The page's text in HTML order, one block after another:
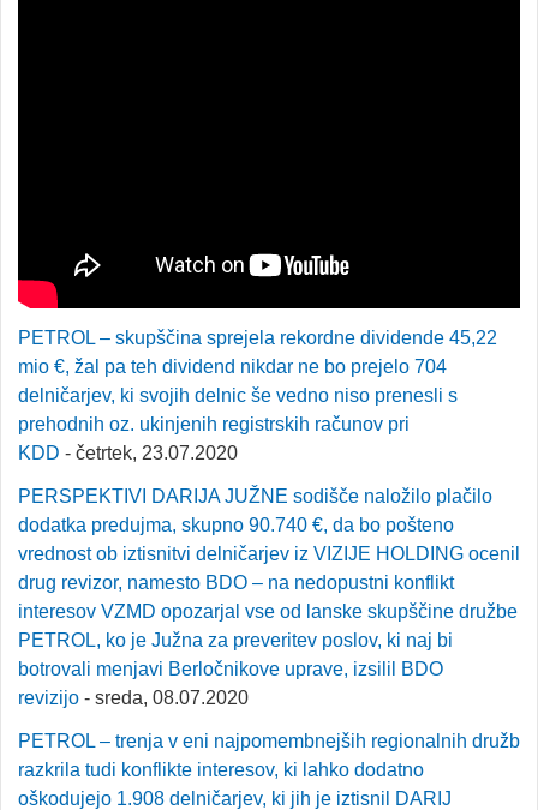
PETROL – skupščina sprejela rekordne dividende 45,22
mio €, žal pa teh dividend nikdar ne bo prejelo 704
delničarjev, ki svojih delnic še vedno niso prenesli s
prehodnih oz. ukinjenih registrskih računov pri
KDD - četrtek, 23.07.2020
PERSPEKTIVI DARIJA JUŽNE sodišče naložilo plačilo
dodatka predujma, skupno 90.740 €, da bo pošteno
vrednost ob iztisnitvi delničarjev iz VIZIJE HOLDING ocenil
drug revizor, namesto BDO – na nedopustni konflikt
interesov VZMD opozarjal vse od lanske skupščine družbe
PETROL, ko je Južna za preveritev poslov, ki naj bi
botrovali menjavi Berločnikove uprave, izsilil BDO
revizijo - sreda, 08.07.2020
PETROL – trenja v eni najpomembnejših regionalnih družb
razkrila tudi konflikte interesov, ki lahko dodatno
oškodujejo 1.908 delničarjev, ki jih je iztisnil DARIJ